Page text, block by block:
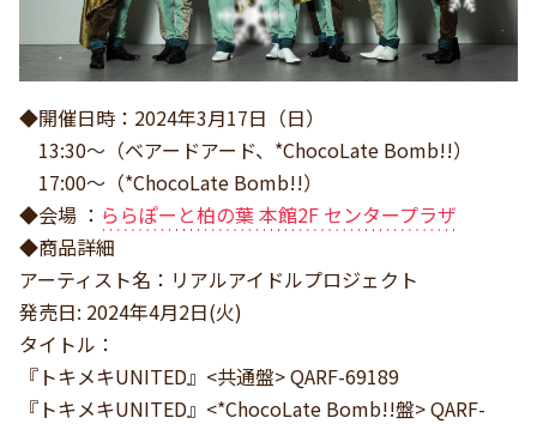
◆開催日時：2024年3月17日（日）
13:30～（ベアードアード、*ChocoLate Bomb!!）
17:00〜（*ChocoLate Bomb!!）
◆会場 ： ららぽーと柏の葉 本館2F センタープラザ
◆商品詳細
アーティスト名：リアルアイドルプロジェクト
発売日: 2024年4月2日(火)
タイトル：
『トキメキUNITED』<共通盤> QARF-69189
『トキメキUNITED』<*ChocoLate Bomb!!盤> QARF-